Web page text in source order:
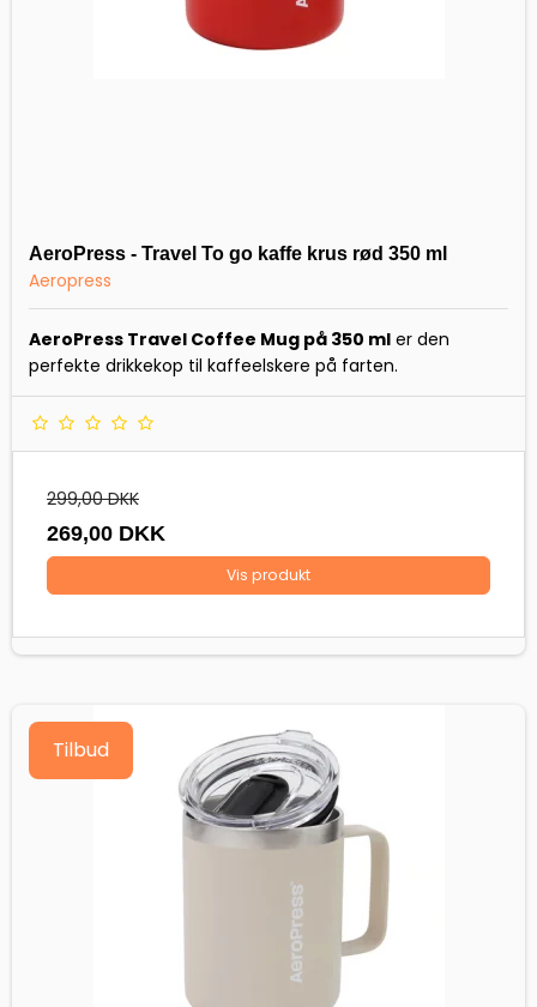
AeroPress - Travel To go kaffe krus rød 350 ml
Aeropress
AeroPress Travel Coffee Mug på 350 ml er den
perfekte drikkekop til kaffeelskere på farten.
299,00 DKK
269,00 DKK
Vis produkt
Tilbud